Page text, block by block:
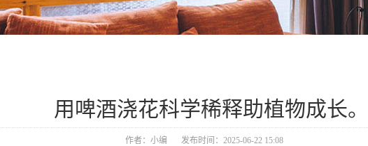
用啤酒浇花科学稀释助植物成长。
作者：小编 发布时间：2025-06-22 15:08